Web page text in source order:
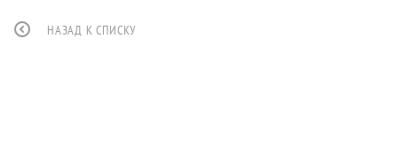
НАЗАД К СПИСКУ